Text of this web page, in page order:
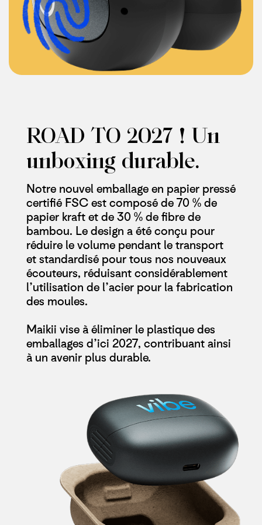
ROAD TO 2027 ! Un
unboxing durable.
Notre nouvel emballage en papier pressé
certifié FSC est composé de 70 % de
papier kraft et de 30 % de fibre de
bambou. Le design a été conçu pour
réduire le volume pendant le transport
et standardisé pour tous nos nouveaux
écouteurs, réduisant considérablement
l’utilisation de l’acier pour la fabrication
des moules.
Maikii vise à éliminer le plastique des
emballages d’ici 2027, contribuant ainsi
à un avenir plus durable.